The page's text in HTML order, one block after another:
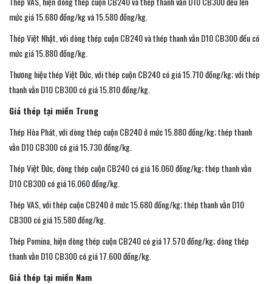
mức giá 15.680 đồng/kg và 15.580 đồng/kg.
Thép Việt Nhật, với dòng thép cuộn CB240 và thép thanh vằn D10 CB300 đều có
mức giá 15.880 đồng/kg.
Thương hiệu thép Việt Đức, với thép cuộn CB240 có giá 15.710 đồng/kg; với thép
thanh vằn D10 CB300 có giá 15.810 đồng/kg.
Giá thép tại miền Trung
Thép Hòa Phát, với dòng thép cuộn CB240 ở mức 15.880 đồng/kg; thép thanh
vằn D10 CB300 có giá 15.730 đồng/kg.
Thép Việt Đức, dòng thép cuộn CB240 có giá 16.060 đồng/kg; thép thanh vằn
D10 CB300 có giá 16.060 đồng/kg.
Thép VAS, với thép cuộn CB240 ở mức 15.680 đồng/kg; thép thanh vằn D10
CB300 có giá 15.580 đồng/kg.
Thép Pomina, hiện dòng thép cuộn CB240 có giá 17.570 đồng/kg; dòng thép
thanh vằn D10 CB300 có giá 17.600 đồng/kg.
Giá thép tại miền Nam